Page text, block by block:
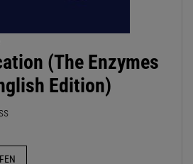
(The Enzymes
Edition)